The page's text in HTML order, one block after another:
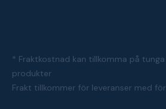
* Fraktkostnad kan tillkomma på
produkter
Frakt tillkommer för leveranser med